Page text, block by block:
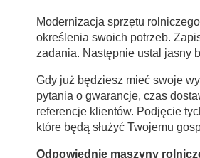
Modernizacja sprzętu
określenia swoich potrzeb.
zadania. Następnie ustal jasny
Gdy już będziesz mieć swoje
pytania o gwarancje, czas
referencje klientów. Podjęcie
które będą służyć Twojemu
Odpowiednie maszyny